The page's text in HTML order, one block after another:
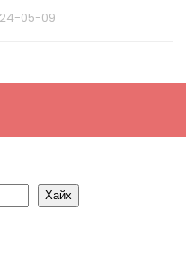
05-09
Хайх